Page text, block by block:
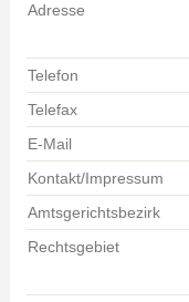
Adresse
Telefon
Telefax
E-Mail
Kontakt/Impressum
Amtsgerichtsbezirk
Rechtsgebiet